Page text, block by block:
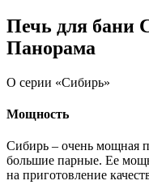
Печь для бани
Панорама
О серии «Сибирь»
Мощность
Сибирь – очень мощная
большие парные. Ее
на приготовление